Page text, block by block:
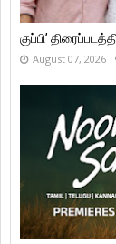
குப்பி’
August 07, 2026